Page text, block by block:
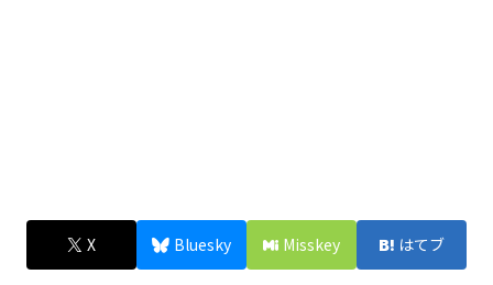
X Bluesky Misskey はてブ